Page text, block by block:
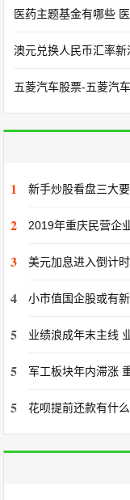
医药主题基金有哪些
澳元兑换人民币汇率新
五菱汽车股票-五菱汽
1 新手炒股看盘三大
2 2019年重庆民营企
3 美元加息进入倒计
4 小市值国企股或有
5 业绩浪成年末主线
5 军工板块年内滞涨
5 花呗提前还款有什